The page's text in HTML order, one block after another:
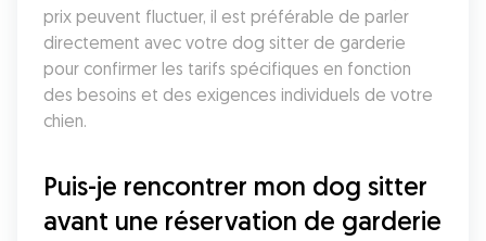
prix peuvent fluctuer, il est préférable de parler
directement avec votre dog sitter de garderie
pour confirmer les tarifs spécifiques en fonction
des besoins et des exigences individuels de votre
chien.
Puis-je rencontrer mon dog sitter
avant une réservation de garderie